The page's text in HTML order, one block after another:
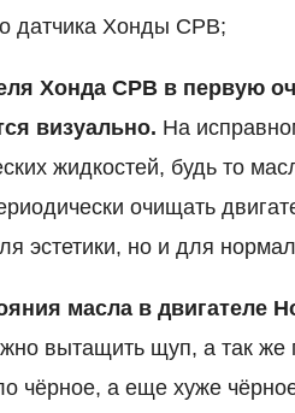
датчика Хонды СРВ;
Хонда СРВ в первую
визуально. На
жидкостей, будь то
очищать
эстетики, но и для
масла в двигателе
вытащить щуп, а так же
чёрное, а еще хуже чёрное